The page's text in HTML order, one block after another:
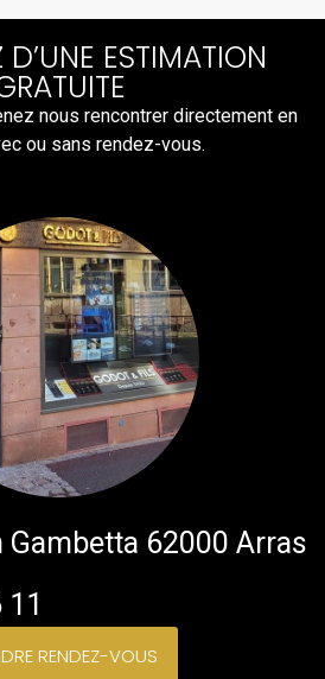
D’UNE ESTIMATION
nous rencontrer directement en
ou sans rendez-vous.
Gambetta 62000 Arras
RENDEZ-VOUS